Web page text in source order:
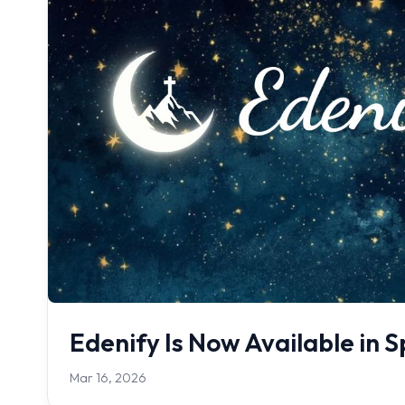
Edenify Is Now Available in
Mar 16, 2026